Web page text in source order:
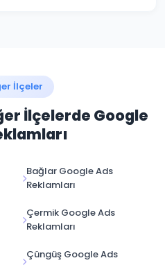
İlçeler
İlçelerde Google
Bağlar Google Ads
Reklamları
Çermik Google Ads
Reklamları
Çüngüş Google Ads